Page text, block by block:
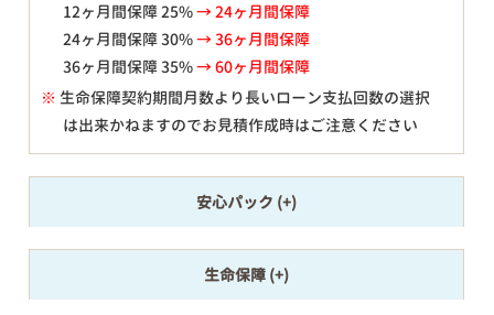
12ヶ月間保障 25%→ 24ヶ月間保障
24ヶ月間保障 30%→ 36ヶ月間保障
36ヶ月間保障 35%→ 60ヶ月間保障
※ 生命保障契約期間月数より長いローン支払回数の選択
は出来かねますのでお見積作成時はご注意ください
安心パック
生命保障